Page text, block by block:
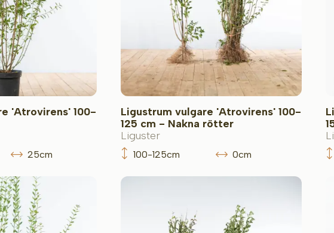
'Atrovirens' 100-
25cm
Ligustrum vulgare 'Atrovirens' 100-
125 cm - Nakna rötter
Liguster
100-125cm 0cm